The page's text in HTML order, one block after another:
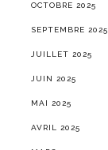
OCTOBRE 2025
SEPTEMBRE 2025
JUILLET 2025
JUIN 2025
MAI 2025
AVRIL 2025